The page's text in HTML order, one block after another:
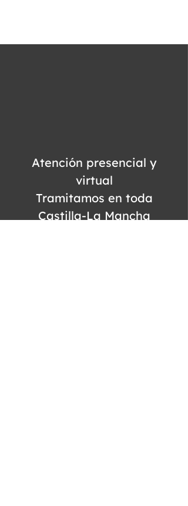
Atención presencial y
virtual
Tramitamos en toda
Castilla-La Mancha